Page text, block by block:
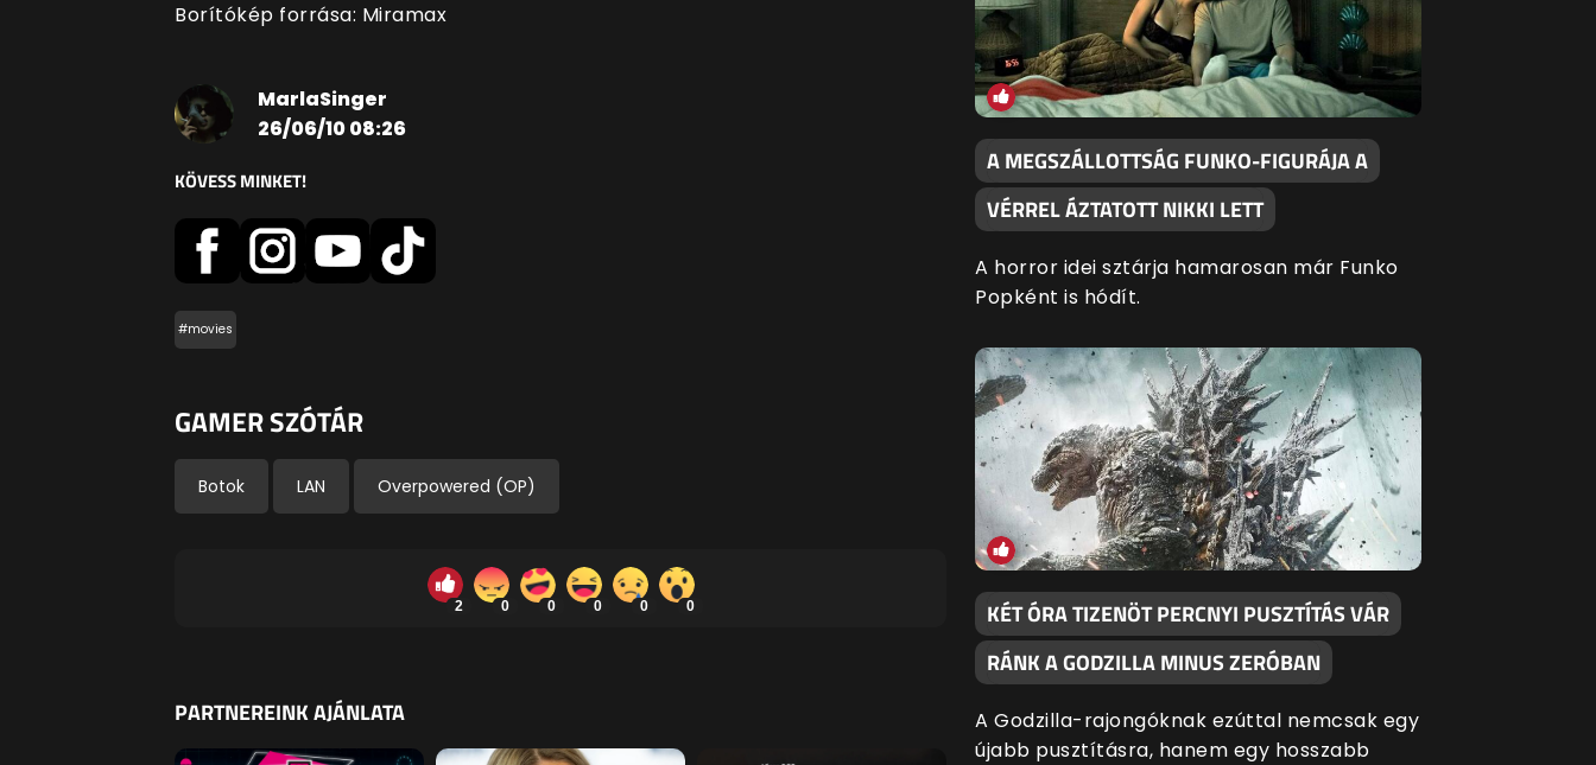
Borítókép forrása: Miramax
MarlaSinger
26/06/10 08:26
KÖVESS MINKET!
#movies
GAMER SZÓTÁR
Botok LAN Overpowered (OP)
2 0 0 0 0 0
PARTNEREINK AJÁNLATA
A MEGSZÁLLOTTSÁG FUNKO-FIGURÁJA A
VÉRREL ÁZTATOTT NIKKI LETT
A horror idei sztárja hamarosan már Funko
Popként is hódít.
KÉT ÓRA TIZENÖT PERCNYI PUSZTÍTÁS VÁR
RÁNK A GODZILLA MINUS ZERÓBAN
A Godzilla-rajongóknak ezúttal nemcsak egy
újabb pusztításra, hanem egy hosszabb